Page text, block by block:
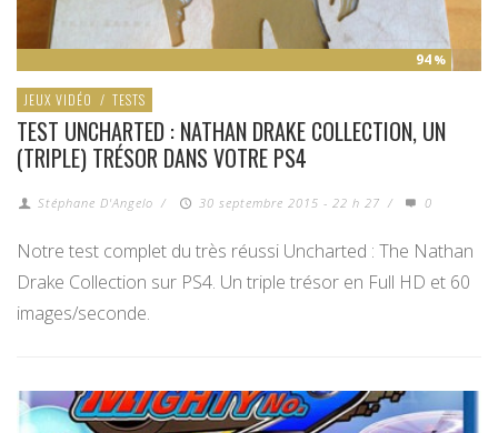
94 %
JEUX VIDÉO / TESTS
TEST UNCHARTED : NATHAN DRAKE COLLECTION, UN
(TRIPLE) TRÉSOR DANS VOTRE PS4
Stéphane D'Angelo / 30 septembre 2015 - 22 h 27 / 0
Notre test complet du très réussi Uncharted : The Nathan
Drake Collection sur PS4. Un triple trésor en Full HD et 60
images/seconde.